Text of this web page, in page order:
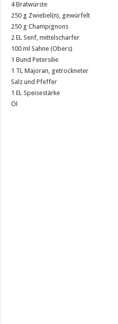
4 Bratwürste
250 g Zwiebel(n), gewürfelt
250 g Champignons
2 EL Senf, mittelscharfer
100 ml Sahne (Obers)
1 Bund Petersilie
1 TL Majoran, getrockneter
Salz und Pfeffer
1 EL Speisestärke
Öl